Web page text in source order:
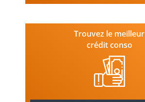
Trouvez le meilleur
crédit conso